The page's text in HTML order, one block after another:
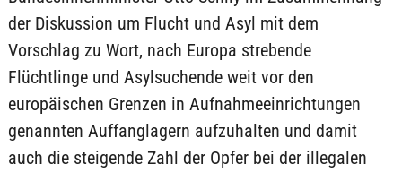
der Diskussion um Flucht und Asyl mit dem
Vorschlag zu Wort, nach Europa strebende
Flüchtlinge und Asylsuchende weit vor den
europäischen Grenzen in Aufnahmeeinrichtungen
genannten Auffanglagern aufzuhalten und damit
auch die steigende Zahl der Opfer bei der illegalen